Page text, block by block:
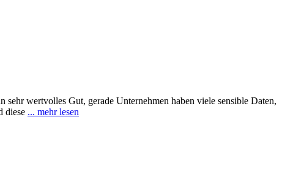
wertvolles Gut, gerade Unternehmen haben viele sensible Daten,
diese ... mehr lesen